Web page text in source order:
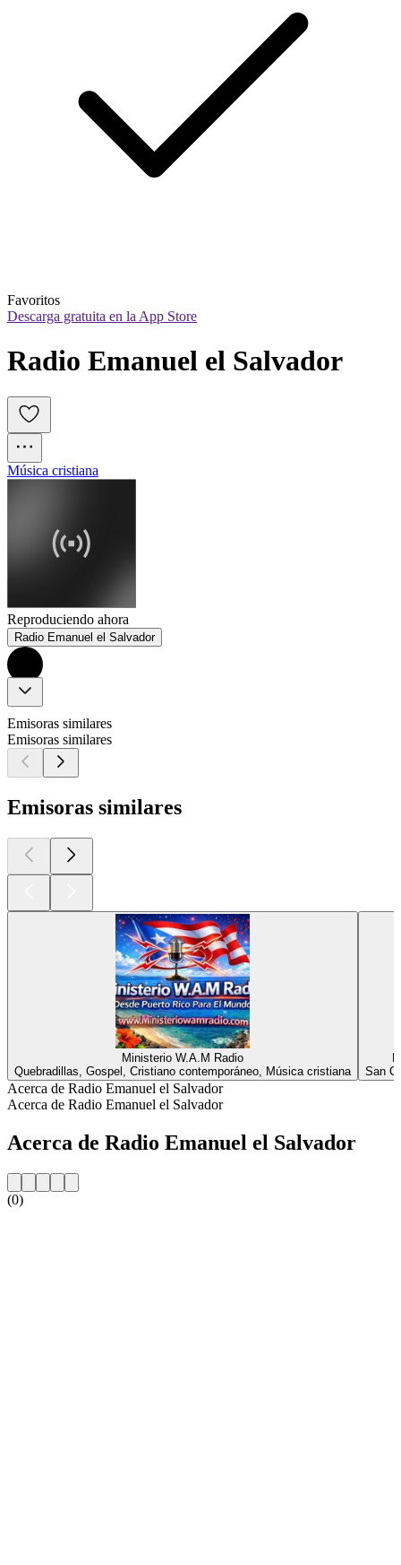
Favoritos
Descarga gratuita en la App Store
Radio Emanuel el Salvador
Música cristiana
Reproduciendo ahora
Radio Emanuel el Salvador
Emisoras similares
Emisoras similares
Emisoras similares
Ministerio W.A.M Radio
Quebradillas, Gospel, Cristiano contemporáneo, Música cristiana
San
Acerca de Radio Emanuel el Salvador
Acerca de Radio Emanuel el Salvador
Acerca de Radio Emanuel el Salvador
(0)